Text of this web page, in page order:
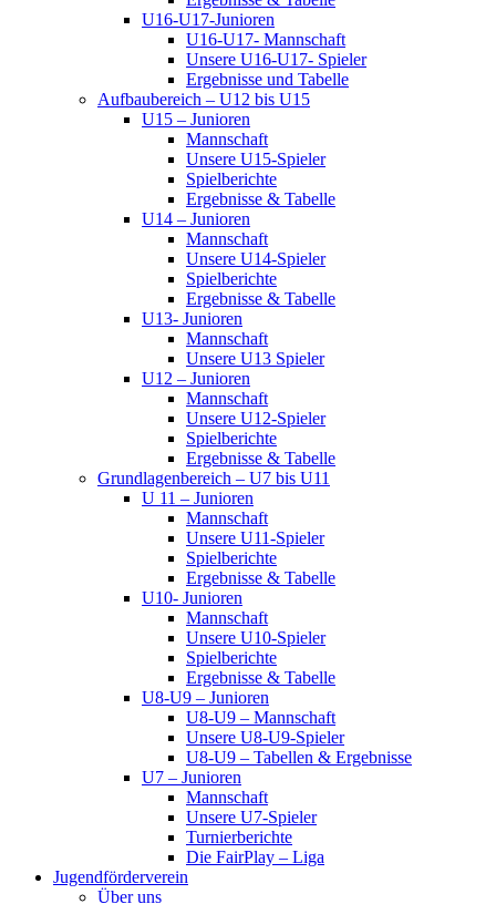
U16-U17-Junioren
U16-U17- Mannschaft
Unsere U16-U17- Spieler
Ergebnisse und Tabelle
Aufbaubereich – U12 bis U15
U15 – Junioren
Mannschaft
Unsere U15-Spieler
Spielberichte
Ergebnisse & Tabelle
U14 – Junioren
Mannschaft
Unsere U14-Spieler
Spielberichte
Ergebnisse & Tabelle
U13- Junioren
Mannschaft
Unsere U13 Spieler
U12 – Junioren
Mannschaft
Unsere U12-Spieler
Spielberichte
Ergebnisse & Tabelle
Grundlagenbereich – U7 bis U11
U 11 – Junioren
Mannschaft
Unsere U11-Spieler
Spielberichte
Ergebnisse & Tabelle
U10- Junioren
Mannschaft
Unsere U10-Spieler
Spielberichte
Ergebnisse & Tabelle
U8-U9 – Junioren
U8-U9 – Mannschaft
Unsere U8-U9-Spieler
U8-U9 – Tabellen & Ergebnisse
U7 – Junioren
Mannschaft
Unsere U7-Spieler
Turnierberichte
Die FairPlay – Liga
Jugendförderverein
Über uns